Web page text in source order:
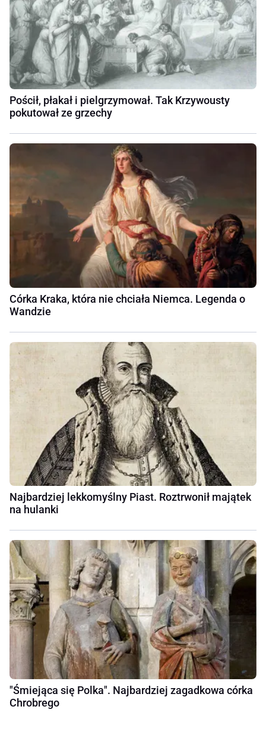
Pościł, płakał i pielgrzymował. Tak Krzywousty
pokutował ze grzechy
Córka Kraka, która nie chciała Niemca. Legenda o
Wandzie
Najbardziej lekkomyślny Piast. Roztrwonił majątek
na hulanki
"Śmiejąca się Polka". Najbardziej zagadkowa córka
Chrobrego